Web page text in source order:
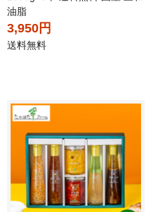
油脂
3,950円
送料無料